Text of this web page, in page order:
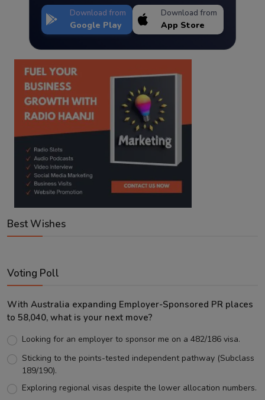
Download from
Google Play
Download from
App Store
Best Wishes
Voting Poll
With Australia expanding Employer-Sponsored PR places
to 58,040, what is your next move?
Looking for an employer to sponsor me on a 482/186 visa.
Sticking to the points-tested independent pathway (Subclass
189/190).
Exploring regional visas despite the lower allocation numbers.